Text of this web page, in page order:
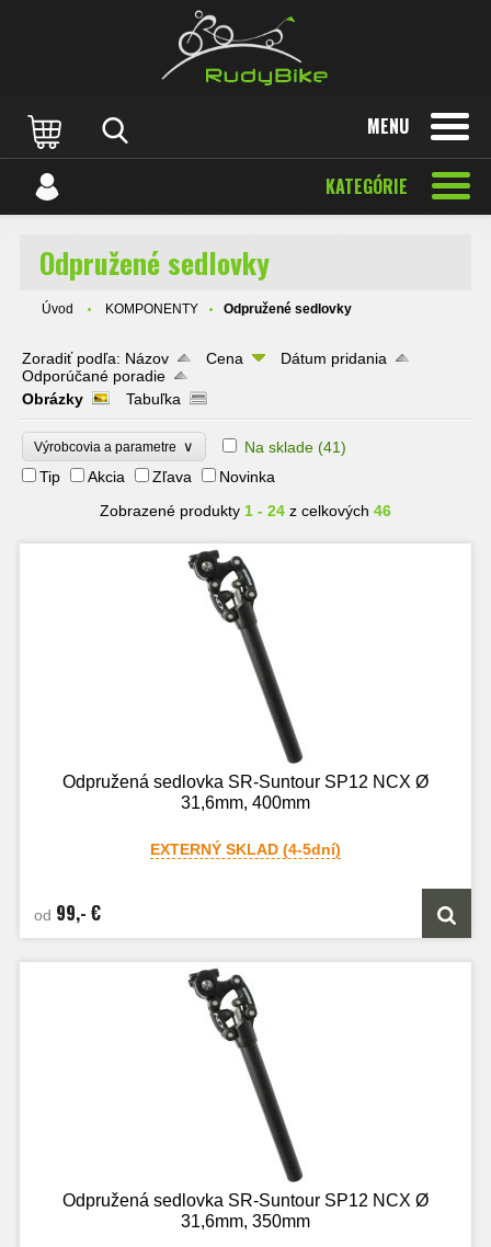
MENU
KATEGÓRIE
Odpružené sedlovky
Úvod KOMPONENTY Odpružené sedlovky
Zoradiť podľa: Názov Cena
Dátum pridania
Odporúčané poradie
Obrázky
Tabuľka
Výrobcovia a parametre ∨ Na sklade (41)
Tip
Akcia Zľava
Novinka
Zobrazené produkty 1 - 24 z celkových 46
Odpružená sedlovka SR-Suntour SP12 NCX Ø
31,6mm, 400mm
EXTERNÝ SKLAD (4-5dní)
od 99,- €
Odpružená sedlovka SR-Suntour SP12 NCX Ø
31,6mm, 350mm